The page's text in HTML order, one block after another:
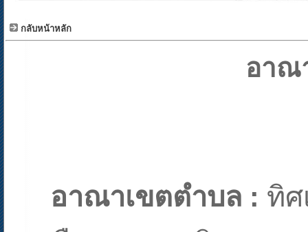
กลับหน้าหลัก
อาณ
อาณาเขตตำบล : ทิศ